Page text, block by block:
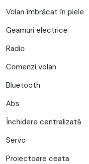
Volan îmbrăcat în piele
Geamuri electrice
Radio
Comenzi volan
Bluetooth
Abs
Închidere centralizată
Servo
Proiectoare ceata